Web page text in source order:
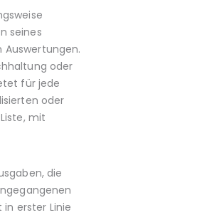
seines
oder
für jede
oder
mit
die
erster Linie